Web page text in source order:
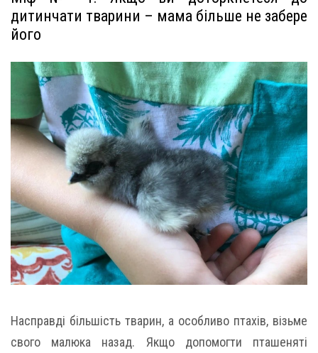
дитинчати тварини – мама більше не забере
його
Насправді більшість тварин, а особливо птахів, візьме
свого малюка назад. Якщо допомогти пташеняті